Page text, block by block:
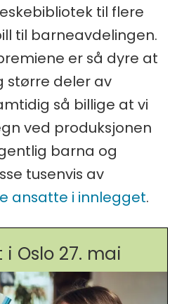
til flere
til barneavdelingen.
er så dyre at
større deler av
så billige at vi
ved produksjonen
barna og
tusenvis av
ansatte i innlegget.
Oslo 27. mai